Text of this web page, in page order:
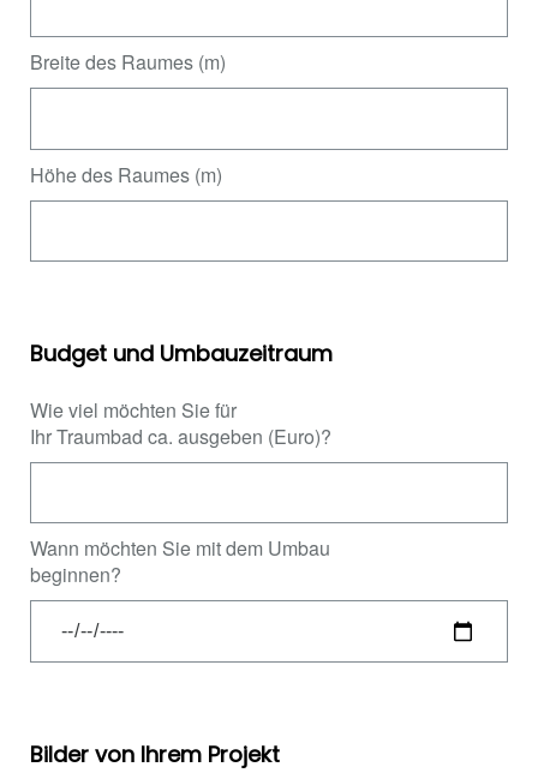
Breite des Raumes (m)
Höhe des Raumes (m)
Budget und Umbauzeitraum
Wie viel möchten Sie für
Ihr Traumbad ca. ausgeben (Euro)?
Wann möchten Sie mit dem Umbau
beginnen?
Bilder von Ihrem Projekt